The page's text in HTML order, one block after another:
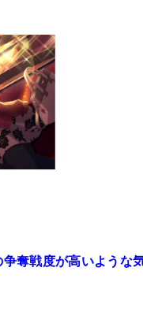
奪戦度が高いような